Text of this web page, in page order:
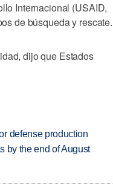
Internacional (USAID,
de búsqueda y rescate.
dijo que Estados
defense production
by the end of August